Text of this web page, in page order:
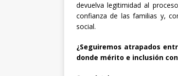
devuelva legitimidad al
confianza de las familias y,
social.
¿Seguiremos atrapados
donde mérito e inclusión